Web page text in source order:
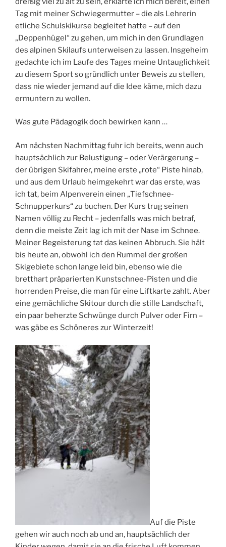
Tag mit meiner Schwiegermutter – die als Lehrerin
etliche Schulskikurse begleitet hatte – auf den
„Deppenhügel“ zu gehen, um mich in den Grundlagen
des alpinen Skilaufs unterweisen zu lassen. Insgeheim
gedachte ich im Laufe des Tages meine Untauglichkeit
zu diesem Sport so gründlich unter Beweis zu stellen,
dass nie wieder jemand auf die Idee käme, mich dazu
ermuntern zu wollen.
Was gute Pädagogik doch bewirken kann …
Am nächsten Nachmittag fuhr ich bereits, wenn auch
hauptsächlich zur Belustigung – oder Verärgerung –
der übrigen Skifahrer, meine erste „rote“ Piste hinab,
und aus dem Urlaub heimgekehrt war das erste, was
ich tat, beim Alpenverein einen „Tiefschnee-
Schnupperkurs“ zu buchen. Der Kurs trug seinen
Namen völlig zu Recht – jedenfalls was mich betraf,
denn die meiste Zeit lag ich mit der Nase im Schnee.
Meiner Begeisterung tat das keinen Abbruch. Sie hält
bis heute an, obwohl ich den Rummel der großen
Skigebiete schon lange leid bin, ebenso wie die
bretthart präparierten Kunstschnee-Pisten und die
horrenden Preise, die man für eine Liftkarte zahlt. Aber
eine gemächliche Skitour durch die stille Landschaft,
ein paar beherzte Schwünge durch Pulver oder Firn –
was gäbe es Schöneres zur Winterzeit!
Auf die Piste
gehen wir auch noch ab und an, hauptsächlich der